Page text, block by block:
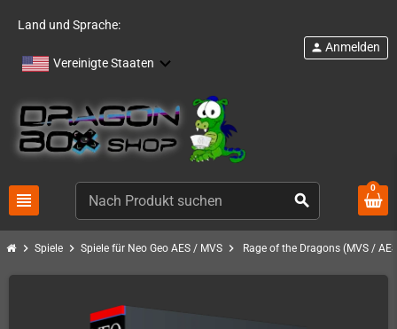
Land und Sprache:
Vereinigte Staaten
view_headline search
person Anmelden
0
chevron_right Spiele chevron_right Spiele für Neo Geo AES / MVS chevron_right Rage of the Dragons (MVS /